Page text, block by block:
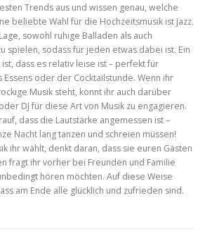
Trends aus und wissen genau, welche
beliebte Wahl für die Hochzeitsmusik ist Jazz.
sowohl ruhige Balladen als auch
spielen, sodass für jeden etwas dabei ist. Ein
dass es relativ leise ist – perfekt für
oder der Cocktailstunde. Wenn ihr
Musik steht, könnt ihr auch darüber
DJ für diese Art von Musik zu engagieren.
dass die Lautstärke angemessen ist –
Nacht lang tanzen und schreien müssen!
ihr wählt, denkt daran, dass sie euren Gästen
fragt ihr vorher bei Freunden und Familie
hören möchten. Auf diese Weise
am Ende alle glücklich und zufrieden sind.